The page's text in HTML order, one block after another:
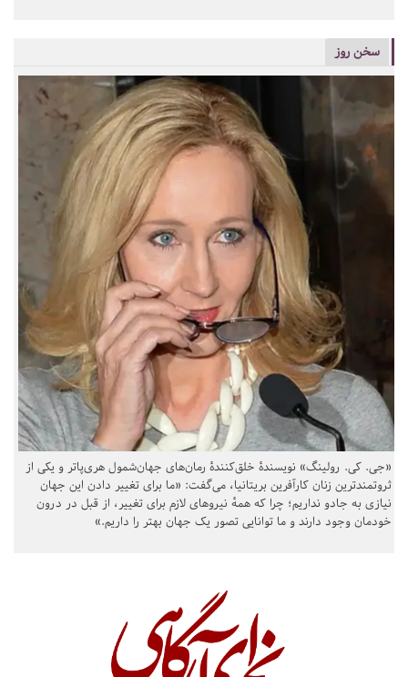
سخن روز
«جی. کی. رولینگ» نویسندهٔ خلق‌کنندهٔ رمان‌های جهان‌شمول هری‌پاتر و یکی از
ثروتمندترین زنان کارآفرین بریتانیا، می‌گفت: «ما برای تغییر دادن این جهان
نیازی به جادو نداریم؛ چرا که همهٔ نیروهای لازم برای تغییر، از قبل در درون
خودمان وجود دارند و ما توانایی تصور یک جهان بهتر را داریم.»